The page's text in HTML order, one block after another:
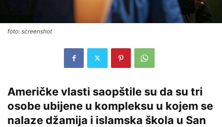
foto: screenshot
Američke vlasti saopštile su da su tri
osobe ubijene u kompleksu u kojem se
nalaze džamija i islamska škola u San